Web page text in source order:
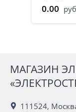
0.00
МАГАЗИН
111524,